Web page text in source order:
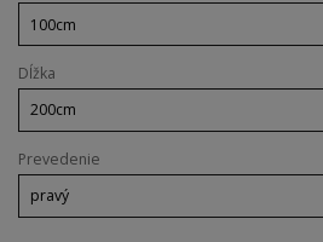
Dĺžka
Prevedenie